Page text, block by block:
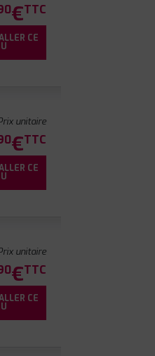
€TTC
CE
unitaire
€TTC
CE
unitaire
€TTC
CE